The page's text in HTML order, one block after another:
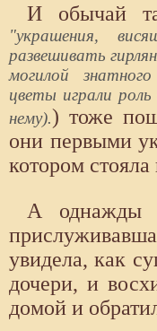
И обычай
"украшения,
развешивать
могилой
цветы играли
нему).) тоже
они первыми
котором
А однажды
увидела, как
дочери, и
домой и